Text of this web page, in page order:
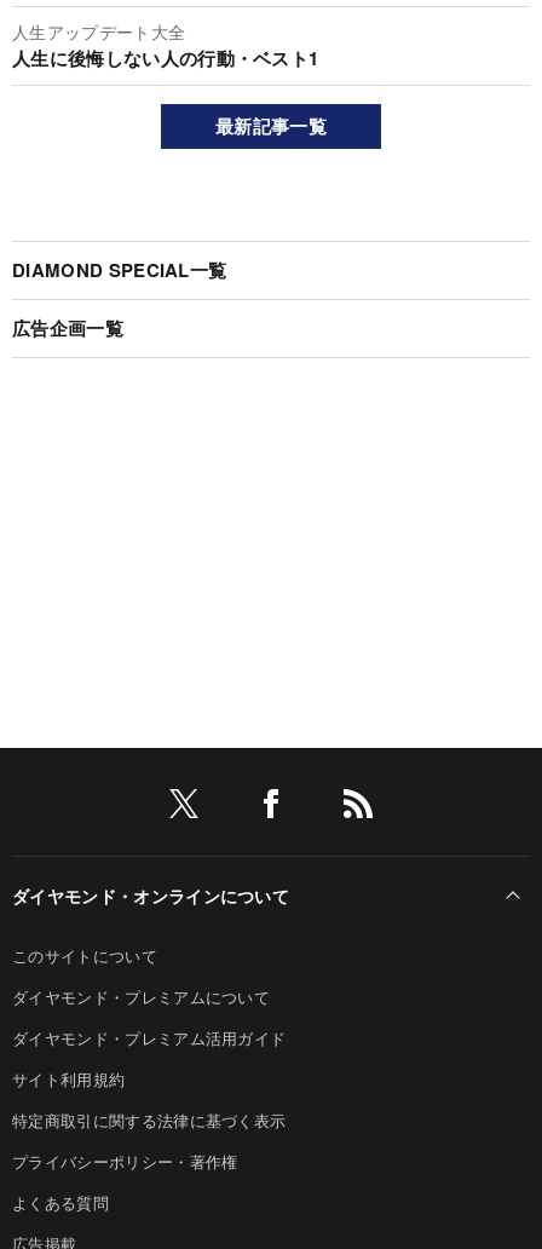
人生アップデート大全
人生に後悔しない人の行動・ベスト1
最新記事一覧
DIAMOND SPECIAL一覧
広告企画一覧
ダイヤモンド・オンラインについて
このサイトについて
ダイヤモンド・プレミアムについて
ダイヤモンド・プレミアム活用ガイド
サイト利用規約
特定商取引に関する法律に基づく表示
プライバシーポリシー・著作権
よくある質問
広告掲載